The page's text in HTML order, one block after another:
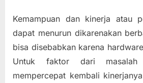
Kemampuan dan kinerja atau
dapat menurun dikarenakan
bisa disebabkan karena
Untuk faktor dari masalah
mempercepat kembali